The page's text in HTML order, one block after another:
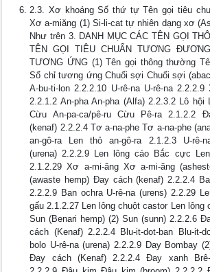
2.3. Xơ khoáng Số thứ tự Tên gọi tiêu
Xơ a-miăng (1) Si-li-cat tự nhiên dạng xơ
Như trên 3. DANH MỤC CÁC TÊN GỌI
TÊN GỌI TIÊU CHUẨN TƯƠNG
TƯƠNG ỨNG (1) Tên gọi thông thường
Số chỉ tương ứng Chuối sợi Chuối sợi
A-bu-ti-lon 2.2.2.10 U-rê-na U-rê-na
2.2.1.2 An-pha An-pha (Alfa) 2.2.3.2 Lô hội
Cừu An-pa-ca/pê-ru Cừu Pê-ra 2.1.2.2
(kenaf) 2.2.2.4 Tơ a-na-phe Tơ a-na-phe
an-gô-ra Len thỏ an-gô-ra 2.1.2.3 U-rê-
(urena) 2.2.2.9 Len lông cáo Bắc cực
2.1.2.29 Xơ a-mi-ăng Xơ a-mi-ăng
(awaste hemp) Đay cách (kenaf) 2.2.2.4
2.2.2.9 Ban ochra U-rê-na (urens) 2.2.29
gấu 2.1.2.27 Len lông chuột castor Len lông
Sun (Benari hemp) (2) Sun (sunn) 2.2.2.6
cách (Kenaf) 2.2.2.4 Blu-it-dot-ban Blu-it-
bolo U-rê-na (urena) 2.2.2.9 Day Bombay
Đay cách (Kenaf) 2.2.2.4 Đay xanh Brê-